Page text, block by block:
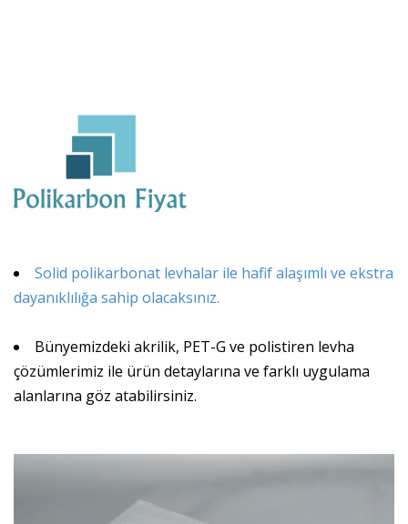
Solid polikarbonat levhalar ile hafif alaşımlı ve ekstra
dayanıklılığa sahip olacaksınız.
Bünyemizdeki akrilik, PET-G ve polistiren levha
çözümlerimiz ile ürün detaylarına ve farklı uygulama
alanlarına göz atabilirsiniz.